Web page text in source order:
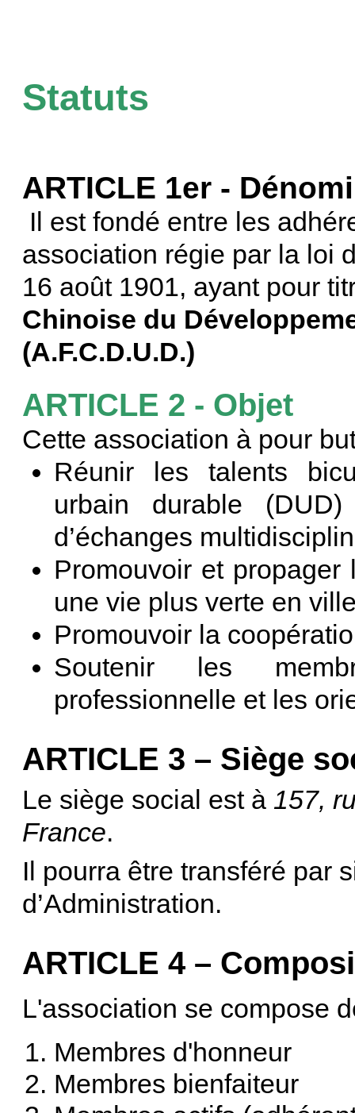
Statuts
ARTICLE 1er -
Il est fondé entre les
association régie par la loi
16 août 1901, ayant pour
Chinoise du
(A.F.C.D.U.D.)
ARTICLE 2 - Objet
Cette association à pour
Réunir les talents
urbain durable
d’échanges
Promouvoir et
une vie plus verte en
Promouvoir la
Soutenir les
professionnelle et les
ARTICLE 3 – Siège
Le siège social est à 157,
France.
Il pourra être transféré par
d’Administration.
ARTICLE 4 –
L'association se compose
Membres d'honneur
Membres bienfaiteur